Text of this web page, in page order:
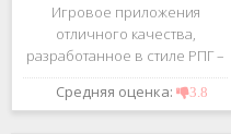
Игровое приложения
отличного качества,
разработанное в стиле РПГ –
это, конечно же, Dark
Avenger. В ней вы сможете
Средняя оценка: 3.8